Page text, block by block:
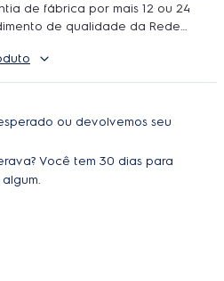
de fábrica por mais 12 ou 24
de qualidade da Rede
forem necessarios, incluindo
preoupar com orçamentos e
ou devolvemos seu
Você tem 30 dias para